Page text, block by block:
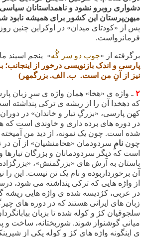
دشواری روبرو نشود و ناهمداستانان
میهن‌پرستان این کشور برای همیشه نابود
پس از «کودتای میدان» در اوکراین چنین
فرمانرواست.
برگرفته از «چوب دو سر گُه» پنجم اسپند ماه
پارسی و اندک بازنویسی درخور از اینجانب؛
نیز از آنِ من است. ب. الف. بزرگمهر )
۲ ـ واژه ی «هخا» همان واژه ی سرِ زبان
که دهخدا آن را از ریشه ی ترکی پنداشته
کهن پارسی، «بزرگِ تبار و خاندان» در
در دوره های برده داری و خاوندی است که
شده است. چون یک نمونه، از دید من
چون نامِ سردودمان «هخامنشیان» از آن در
است که دیگر سردودمانان و بزرگان تبارها
باستان به آرش های «بزرگمنش»،
آن برخورداربوده و نام یک تن نیست. این را
از واژه هایی که ترکی پنداشته می شود،
در عربی، کژدیسه شده ی واژه هایی ریشه
زبان های ایرانی هستند که در دوره های
سلجوقیان کژ و کوله شده تا بزبان
میانی گوشنواز شوند. شوربختانه، ساخت
ی اینگونه واژه های کژ و کوله یکی از